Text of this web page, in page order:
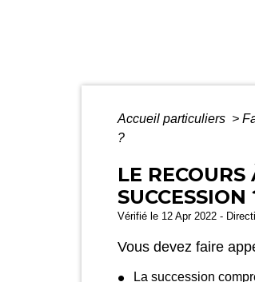
Accueil particuliers >
?
LE
SUCCESSION
Vérifié le 12 Apr 2022 -
Vous devez faire
La succession